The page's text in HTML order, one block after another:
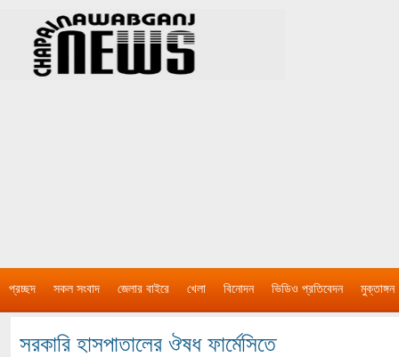
প্রচ্ছদ সকল সংবাদ জেলার বাইরে খেলা বিনোদন ভিডিও প্রতিবেদন মুক্তাঙ্গন
সরকারি হাসপাতালের ঔষধ ফার্মেসিতে